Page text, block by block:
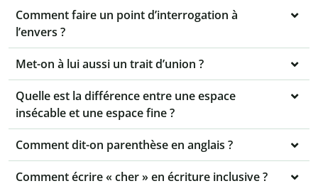
Comment faire un point d’interrogation à
l’envers ?
Met-on à lui aussi un trait d’union ?
Quelle est la différence entre une espace
insécable et une espace fine ?
Comment dit-on parenthèse en anglais ?
Comment écrire « cher » en écriture inclusive ?